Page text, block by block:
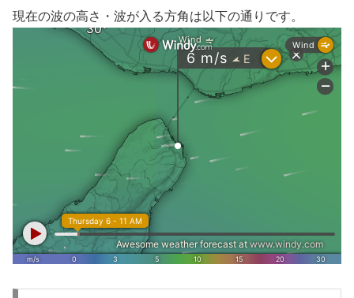
現在の波の高さ・波が入る方角は以下の通りです。